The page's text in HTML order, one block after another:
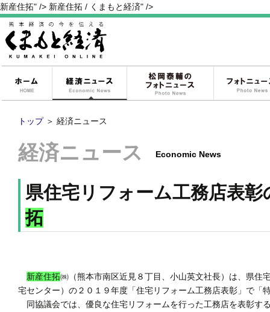
新産住拓" /> 新産住拓 / くまもと経済" />
経済ニュース
トップ ＞ 経済ニュース
経済ニュース Economic News
県住宅リフォーム工務店表
拓
新産住拓㈱（熊本市南区近見８丁目、小山英文社長）は、県住
宅センター）の２０１９年度「住宅リフォーム工務店表彰」で「
同協議会では、優良な住宅リフォームを行った工務店を表彰す